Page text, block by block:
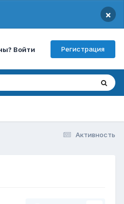
×
Войти Регистрация
Активность